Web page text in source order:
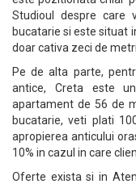
Studioul despre
bucatarie si este situat
doar cativa zeci de
Pe de alta parte,
antice, Creta este
apartament de 56 de
bucatarie, veti plati
apropierea anticului
10% in cazul in care
Oferte exista si in